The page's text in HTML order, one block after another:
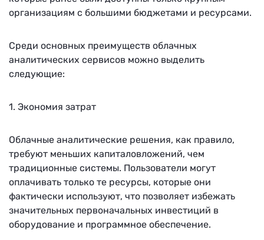
организациям с большими бюджетами и ресурсами.
Среди основных преимуществ облачных
аналитических сервисов можно выделить
следующие:
1. Экономия затрат
Облачные аналитические решения, как правило,
требуют меньших капиталовложений, чем
традиционные системы. Пользователи могут
оплачивать только те ресурсы, которые они
фактически используют, что позволяет избежать
значительных первоначальных инвестиций в
оборудование и программное обеспечение.